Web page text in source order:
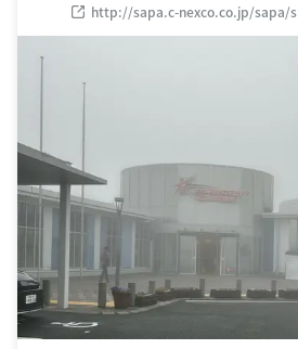
サービスエリア
http://sapa.c-nexco.co.jp/sapa/
sapashopid=1158#panel